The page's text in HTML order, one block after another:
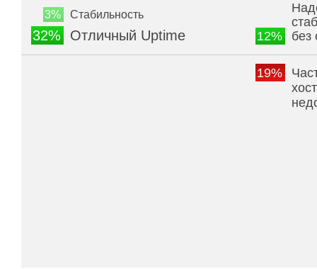
3% Стабильность
32% Отличный Uptime 12%
без
19%